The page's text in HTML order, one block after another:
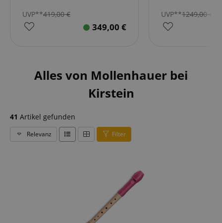
UVP**419,00€
349,00 €
UVP**1249,00
Alles von Mollenhauer bei
Kirstein
41 Artikel gefunden
Relevanz Filter